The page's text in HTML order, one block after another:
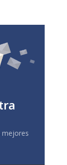
mejores